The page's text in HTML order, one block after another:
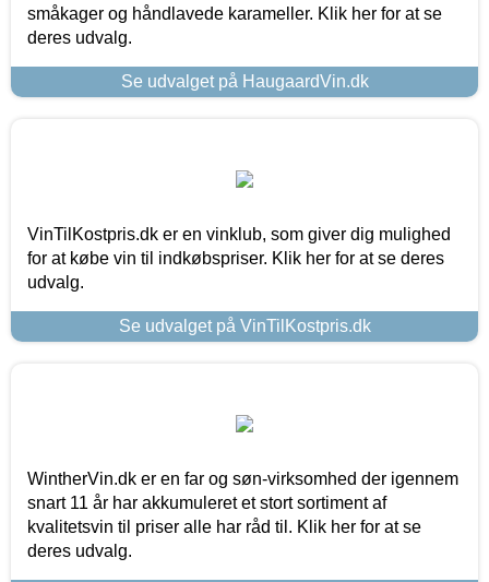
småkager og håndlavede karameller. Klik her for at se
deres udvalg.
Se udvalget på HaugaardVin.dk
VinTilKostpris.dk er en vinklub, som giver dig mulighed
for at købe vin til indkøbspriser. Klik her for at se deres
udvalg.
Se udvalget på VinTilKostpris.dk
WintherVin.dk er en far og søn-virksomhed der igennem
snart 11 år har akkumuleret et stort sortiment af
kvalitetsvin til priser alle har råd til. Klik her for at se
deres udvalg.